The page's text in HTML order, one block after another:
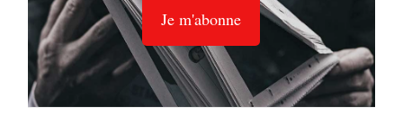
Je m'abonne